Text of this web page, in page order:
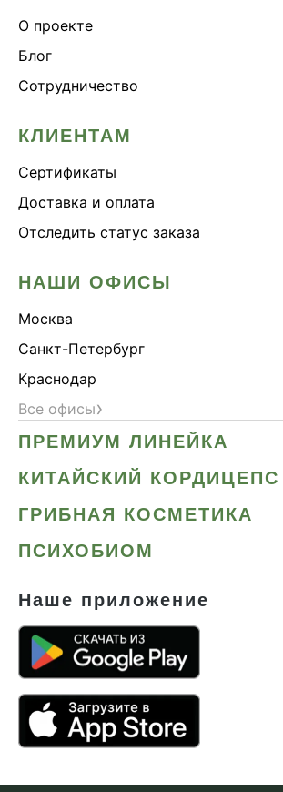
О проекте
Блог
Сотрудничество
КЛИЕНТАМ
Сертификаты
Доставка и оплата
Отследить статус заказа
НАШИ ОФИСЫ
Москва
Санкт-Петербург
Краснодар
Все офисы›
ПРЕМИУМ ЛИНЕЙКА
КИТАЙСКИЙ КОРДИЦЕПС
ГРИБНАЯ КОСМЕТИКА
ПСИХОБИОМ
Наше приложение